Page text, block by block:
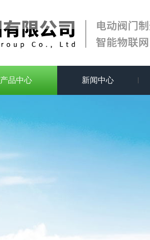
产品中心 新闻中心